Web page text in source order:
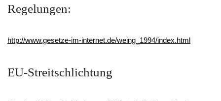
Regelungen:
http://www.gesetze-im-internet.de/weing_1994/index.html
EU-Streitschlichtung